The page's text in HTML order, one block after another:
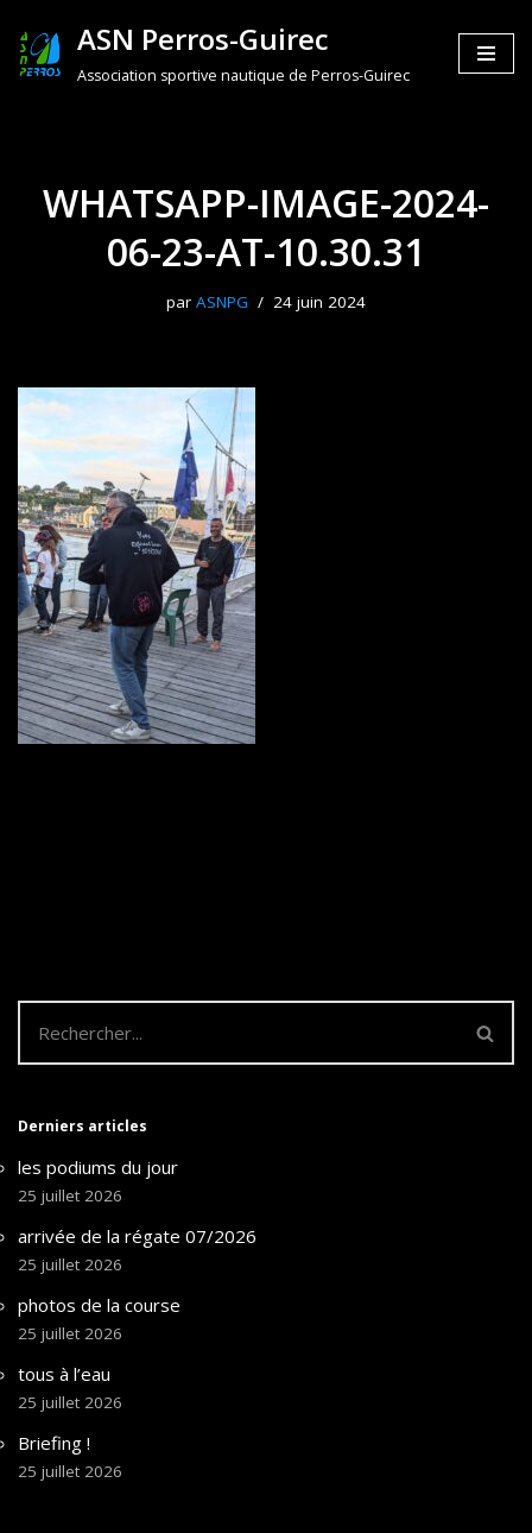
Aller
ASN Perros-Guirec
Association sportive nautique de Perros-Guirec
WHATSAPP-IMAGE-2024-
06-23-AT-10.30.31
par ASNPG 24 juin 2024
Derniers articles
les podiums du jour
25 juillet 2026
arrivée de la régate 07/2026
25 juillet 2026
photos de la course
25 juillet 2026
tous à l’eau
25 juillet 2026
Briefing !
25 juillet 2026